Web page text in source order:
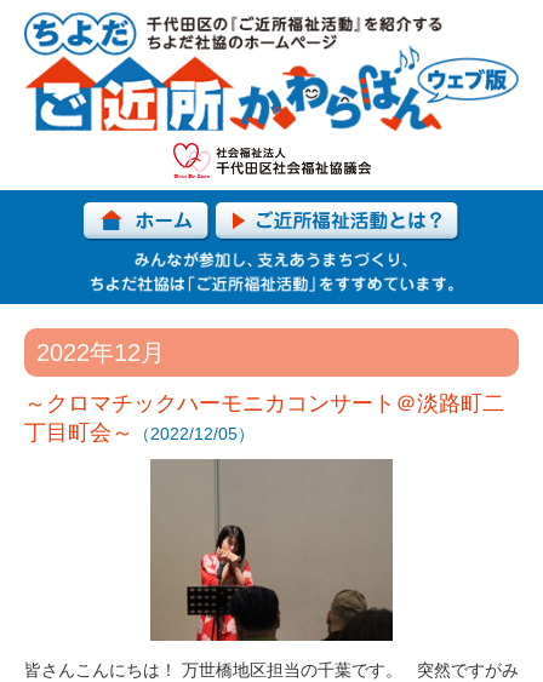
2022年12月
～クロマチックハーモニカコンサート＠淡路町二
丁目町会～
（2022/12/05）
皆さんこんにちは！ 万世橋地区担当の千葉です。 突然ですがみ